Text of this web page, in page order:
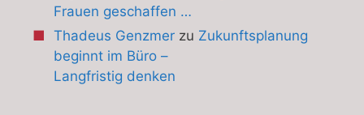
Frauen geschaffen …
Thadeus Genzmerzu Zukunftsplanung
beginnt im Büro –
Langfristig denken